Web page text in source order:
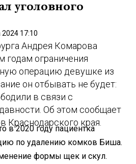
уголовного
2024 17:10
Андрея Комарова
годам ограничения
операцию девушке из
он отбывать не будет:
в связи с
Об этом сообщает
Краснодарского края.
в 2020 году пациентка
по удалению комков Биша.
формы щек и скул.